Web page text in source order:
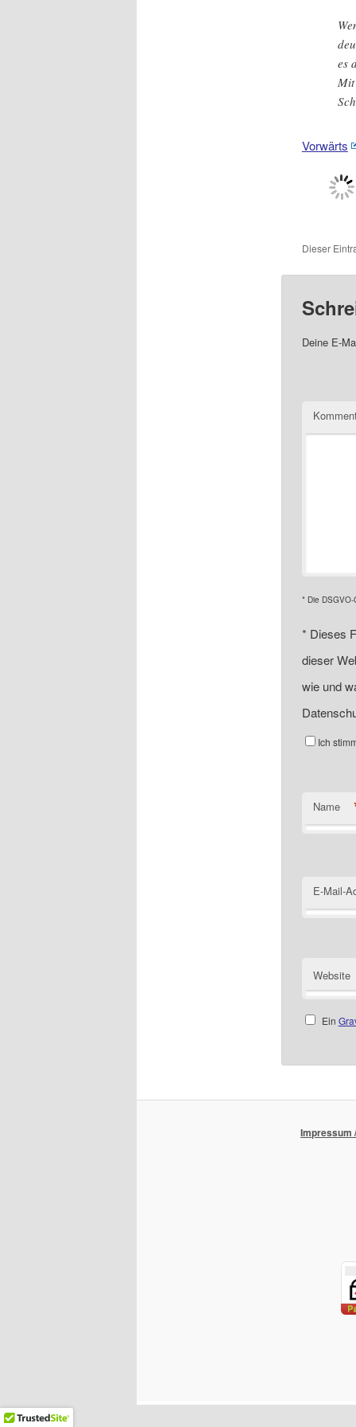
es
Mit
Vorwärts
Dieser
Deine E-
* Die
* Dieses
dieser
wie und
Ich
Name
E-Mail-
Website
Ein
Impressum